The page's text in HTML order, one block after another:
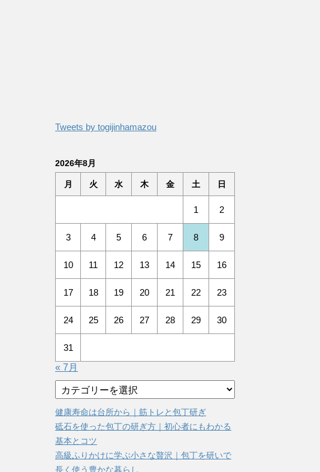
Tweets by togijinhamazou
2026年8月
月 火 水 木 金 土 日
1 2
3 4 5 6 7 8 9
10 11 12 13 14 15 16
17 18 19 20 21 22 23
24 25 26 27 28 29 30
31
« 7月
テ
ゴ
リ
ー
健康寿命は台所から｜筋トレと包丁研ぎ
砥石を使った包丁の研ぎ方｜初心者にもわかる
基本とコツ
高級ふりかけに学ぶ小さな贅沢｜包丁を研いで
長く使う豊かな暮らし